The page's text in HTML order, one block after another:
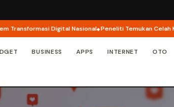
Digital Nasional Peneliti Temukan Celah
BUSINESS APPS INTERNET OTO